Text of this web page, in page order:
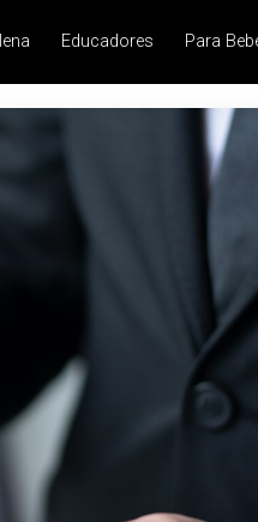
Educadores Para